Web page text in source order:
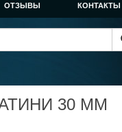
ОТЗЫВЫ КОНТАКТЫ
30 ММ